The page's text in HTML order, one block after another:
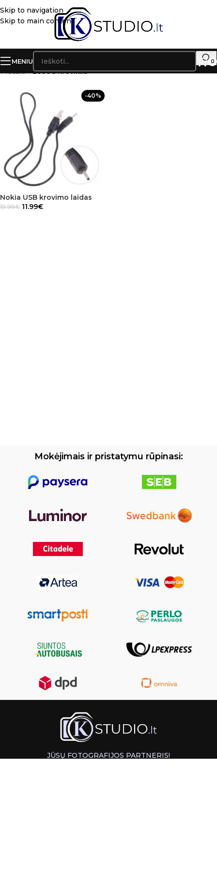
Skip to navigation
Skip to main content
MENIU 0
Pradžia»2600C kroviklis
-40%
Nokia USB krovimo laidas
19.99€ 11.99€
Mokėjimais ir pristatymu rūpinasi:
JŪSŲ FOTOGRAFIJOS PARTNERIS!